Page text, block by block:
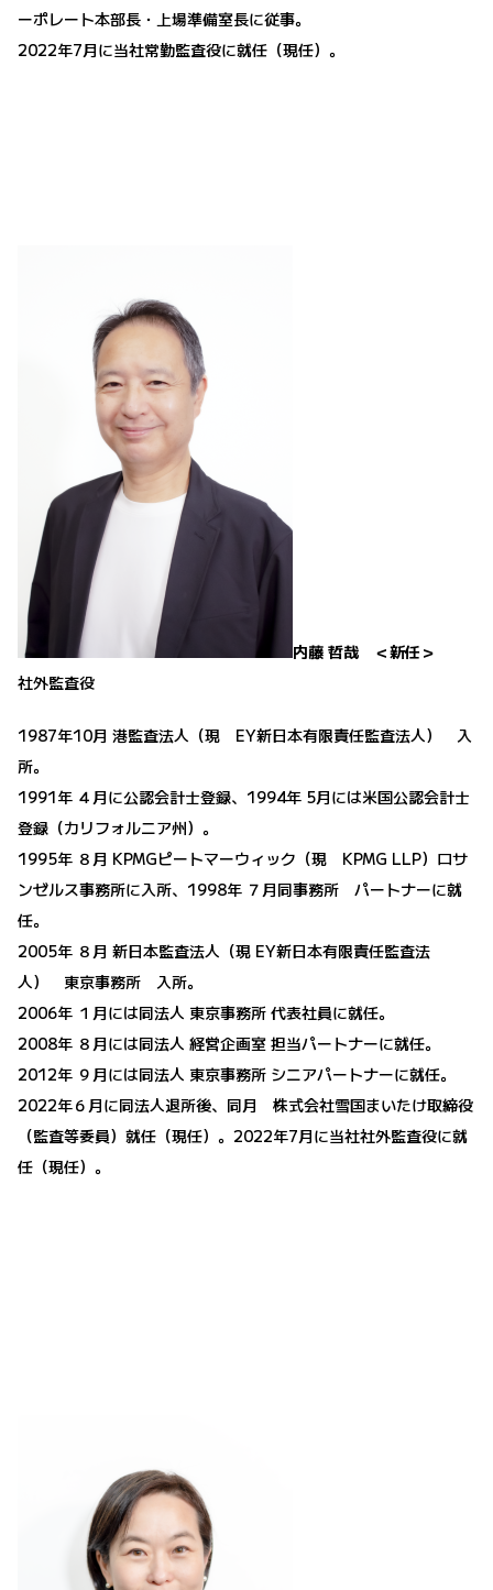
ーポレート本部長・上場準備室長に従事。
2022年7月に当社常勤監査役に就任（現任）。
内藤 哲哉 ＜新任＞
社外監査役
1987年10月 港監査法人（現 EY新日本有限責任監査法人） 入
所。
1991年 ４月に公認会計士登録、1994年 5月には米国公認会計士
登録（カリフォルニア州）。
1995年 ８月 KPMGピートマーウィック（現 KPMG LLP）ロサ
ンゼルス事務所に入所、1998年 ７月同事務所 パートナーに就
任。
2005年 ８月 新日本監査法人（現 EY新日本有限責任監査法
人） 東京事務所 入所。
2006年 １月には同法人 東京事務所 代表社員に就任。
2008年 ８月には同法人 経営企画室 担当パートナーに就任。
2012年 ９月には同法人 東京事務所 シニアパートナーに就任。
2022年６月に同法人退所後、同月 株式会社雪国まいたけ取締役
（監査等委員）就任（現任）。2022年7月に当社社外監査役に就
任（現任）。